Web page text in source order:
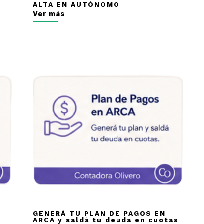
ALTA EN AUTÓNOMO
Ver más
GENERÁ TU PLAN DE PAGOS EN
ARCA y saldá tu deuda en cuotas